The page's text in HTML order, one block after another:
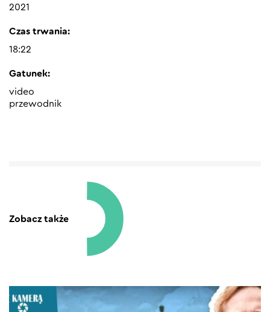
2021
Czas trwania:
18:22
Gatunek:
video
przewodnik
Zobacz także